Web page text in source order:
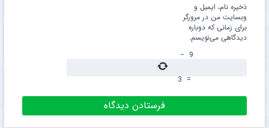
ذخیره نام، ایمیل و
وبسایت من در مرورگر
برای زمانی که دوباره
دیدگاهی می‌نویسم.
9
−
=
3